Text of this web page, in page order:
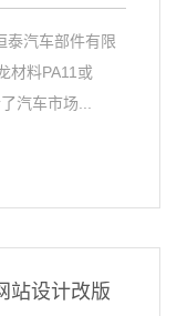
泰汽车部件有限
材料PA11或
汽车市场...
站设计改版